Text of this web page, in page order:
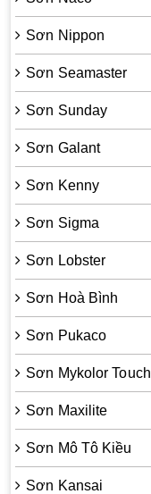
Sơn Nippon
Sơn Seamaster
Sơn Sunday
Sơn Galant
Sơn Kenny
Sơn Sigma
Sơn Lobster
Sơn Hoà Bình
Sơn Pukaco
Sơn Mykolor Touch
Sơn Maxilite
Sơn Mô Tô Kiều
Sơn Kansai